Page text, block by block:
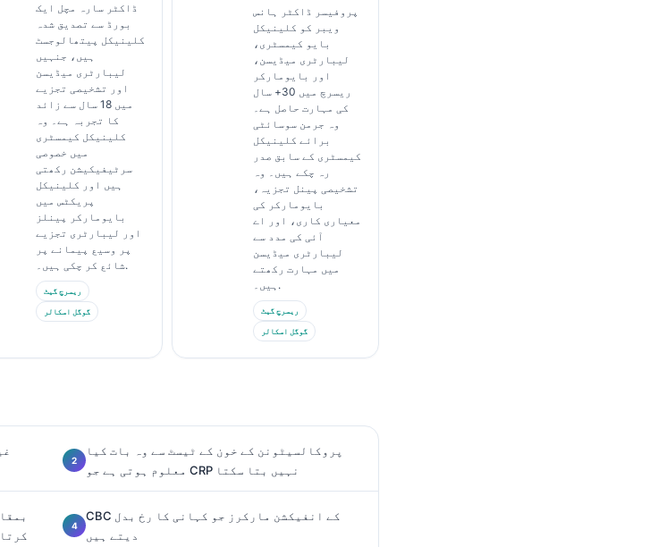
ڈاکٹر سارہ مچل ایک
بورڈ سے تصدیق شدہ
کلینیکل پیتھالوجسٹ
ہیں، جنہیں
لیبارٹری میڈیسن
اور تشخیصی تجزیے
میں 18 سال سے زائد
کا تجربہ ہے۔ وہ
کلینیکل کیمسٹری
میں خصوصی
سرٹیفیکیشن رکھتی
ہیں اور کلینیکل
پریکٹس میں
بایومارکر پینلز
اور لیبارٹری تجزیے
پر وسیع پیمانے پر
شائع کر چکی ہیں۔.
ریسرچ گیٹ
گوگل اسکالر
پروفیسر ڈاکٹر ہانس
ویبر کو کلینیکل
بایو کیمسٹری،
لیبارٹری میڈیسن،
اور بایومارکر
ریسرچ میں 30+ سال
کی مہارت حاصل ہے۔
وہ جرمن سوسائٹی
برائے کلینیکل
کیمسٹری کے سابق صدر
رہ چکے ہیں۔ وہ
تشخیصی پینل تجزیہ،
بایومارکر کی
معیاری کاری، اور اے
آئی کی مدد سے
لیبارٹری میڈیسن
میں مہارت رکھتے
ہیں۔.
ریسرچ گیٹ
گوگل اسکالر
پروکالسیٹونن کے خون کے ٹیسٹ سے وہ بات کیا
معلوم ہوتی ہے جو CRP نہیں بتا سکتا
CBC کے انفیکشن مارکرز جو کہانی کا رخ بدل
دیتے ہیں